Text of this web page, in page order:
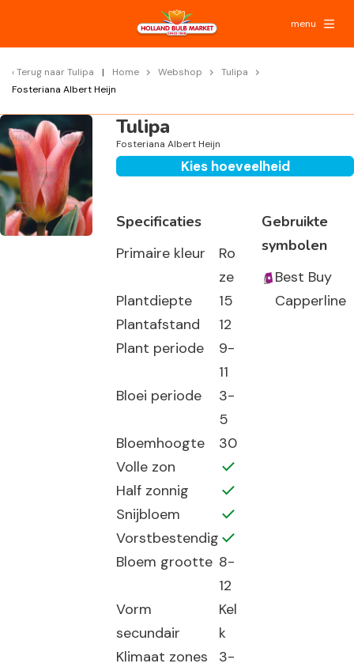
menu
Terug naarTulipa Home Webshop
Tulipa
Fosteriana Albert Heijn
Tulipa
Fosteriana Albert Heijn
Kies hoeveelheid
Specificaties
Primaire kleur
Ro
ze
Plantdiepte
15
Plantafstand
12
Plant periode
9-
11
Bloei periode
3-
5
Bloemhoogte
30
Volle zon
Half zonnig
Snijbloem
Vorstbestendig
Bloem grootte 8-
12
Vorm
secundair
Kel
k
Klimaat zones
3-
Gebruikte
symbolen
Best Buy
Capperline